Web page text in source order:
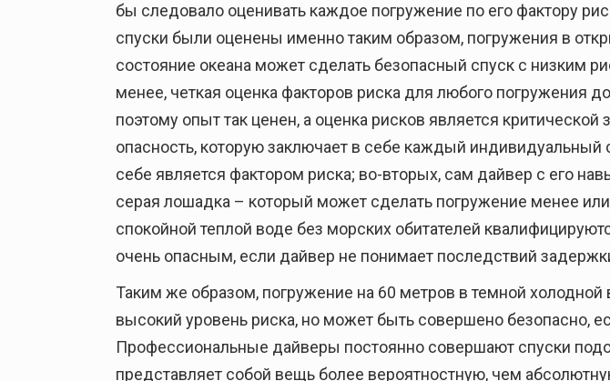
бы следовало оценивать каждое погружение по его фактору
спуски были оценены именно таким образом, погружения в
состояние океана может сделать безопасный спуск с низким
менее, четкая оценка факторов риска для любого погружения
поэтому опыт так ценен, а оценка рисков является
опасность, которую заключает в себе каждый индивидуальный
себе является фактором риска; во-вторых, сам дайвер с его
серая лошадка – который может сделать погружение менее
спокойной теплой воде без морских обитателей
очень опасным, если дайвер не понимает последствий
Таким же образом, погружение на 60 метров в темной
высокий уровень риска, но может быть совершено
Профессиональные дайверы постоянно совершают спуски
представляет собой вещь более вероятностную, чем